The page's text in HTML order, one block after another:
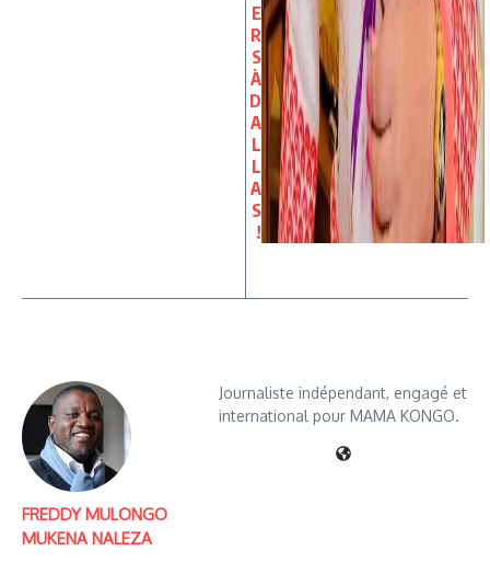
E
R
S
À
D
A
L
L
A
S
!
FREDDY MULONGO
MUKENA NALEZA
Journaliste indépendant, engagé et
international pour MAMA KONGO.